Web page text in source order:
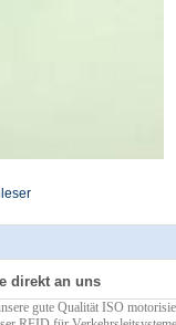
direkt an uns